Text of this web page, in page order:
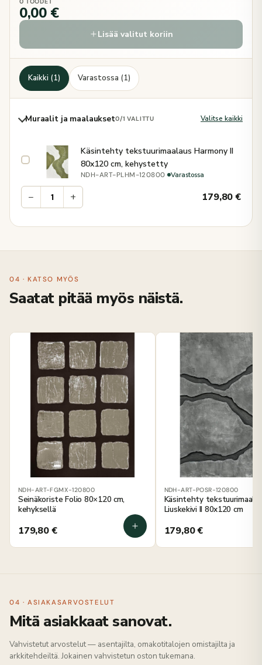
0,00 €
Lisää valitut koriin
Kaikki (1) Varastossa (1)
Muraalit ja maalaukset0/1 VALITTU Valitse kaikki
Käsintehty tekstuurimaalaus Harmony II
80x120 cm, kehystetty
NDH-ART-PLHM-120800· Varastossa
− + 179,80€
04 · KATSO MYÖS
Saatat pitää myös näistä.
NDH-ART-FGMX-120800
Seinäkoriste Folio 80×120 cm,
kehyksellä
179,80€
NDH-ART-POSR-120800
Käsintehty
Liuskekivi II 80x120 cm
179,80€
04 · ASIAKASARVOSTELUT
Mitä asiakkaat sanovat.
Vahvistetut arvostelut — asentajilta, omakotitalojen omistajilta ja
arkkitehdeiltä. Jokainen vahvistetun oston tukemana.